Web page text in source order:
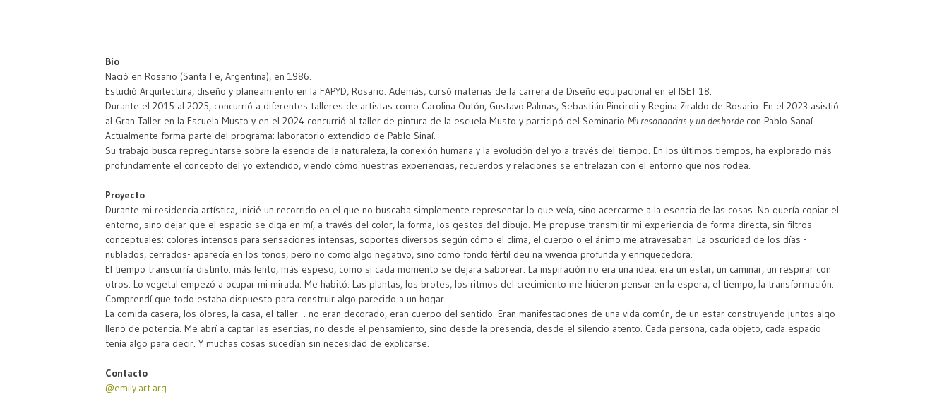
Bio
Nació en Rosario (Santa Fe, Argentina), en 1986.
Estudió Arquitectura, diseño y planeamiento en la FAPYD, Rosario. Además, cursó materias de la carrera de Diseño equipacional en el ISET 18.
Durante el 2015 al 2025, concurrió a diferentes talleres de artistas como Carolina Outón, Gustavo Palmas, Sebastián Pinciroli y Regina Ziraldo de Rosario. En el 2023 asistió
al Gran Taller en la Escuela Musto y en el 2024 concurrió al taller de pintura de la escuela Musto y participó del Seminario Mil resonancias y un desbordecon Pablo Sanaí.
Actualmente forma parte del programa: laboratorio extendido de Pablo Sinaí.
Su trabajo busca repreguntarse sobre la esencia de la naturaleza, la conexión humana y la evolución del yo a través del tiempo. En los últimos tiempos, ha explorado más
profundamente el concepto del yo extendido, viendo cómo nuestras experiencias, recuerdos y relaciones se entrelazan con el entorno que nos rodea.
Proyecto
Durante mi residencia artística, inicié un recorrido en el que no buscaba simplemente representar lo que veía, sino acercarme a la esencia de las cosas. No quería copiar el
entorno, sino dejar que el espacio se diga en mí, a través del color, la forma, los gestos del dibujo. Me propuse transmitir mi experiencia de forma directa, sin filtros
conceptuales: colores intensos para sensaciones intensas, soportes diversos según cómo el clima, el cuerpo o el ánimo me atravesaban. La oscuridad de los días -
nublados, cerrados- aparecía en los tonos, pero no como algo negativo, sino como fondo fértil deu na vivencia profunda y enriquecedora.
El tiempo transcurría distinto: más lento, más espeso, como si cada momento se dejara saborear. La inspiración no era una idea: era un estar, un caminar, un respirar con
otros. Lo vegetal empezó a ocupar mi mirada. Me habitó. Las plantas, los brotes, los ritmos del crecimiento me hicieron pensar en la espera, el tiempo, la transformación.
Comprendí que todo estaba dispuesto para construir algo parecido a un hogar.
La comida casera, los olores, la casa, el taller… no eran decorado, eran cuerpo del sentido. Eran manifestaciones de una vida común, de un estar construyendo juntos algo
lleno de potencia. Me abrí a captar las esencias, no desde el pensamiento, sino desde la presencia, desde el silencio atento. Cada persona, cada objeto, cada espacio
tenía algo para decir. Y muchas cosas sucedían sin necesidad de explicarse.
Contacto
@emily.art.arg